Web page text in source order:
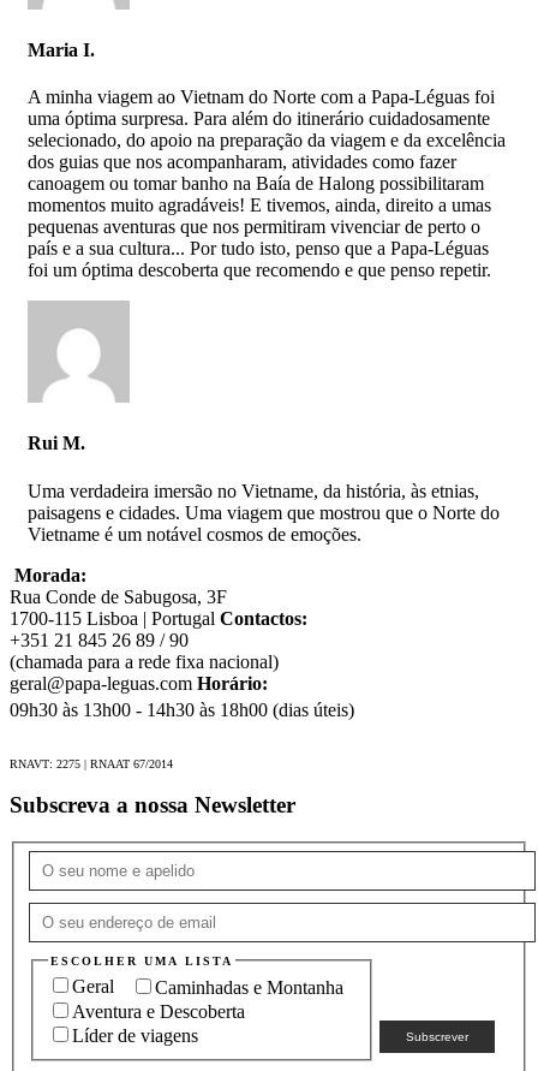
Porque esta viagem é imperdível?
Visita a vibrante cidade de Hanói (Vietname);
Conhece Quang Phu Cau, a pitoresca aldeia da produção
de incenso (Vietname);
Caminha no Vale de Sapa (Vietname);
Percorre o colorido mercado de Bac Ha (Vietname);
Conhece o templo dos três pagodes em Dali (China) e o
Mosteiro de Songzanlin (China);
Visita uma família Tibetana (China);
Descobre a Garganta do Salto do Tigre (China); e a
Montanha Nevada do Dragão de Jade (China);
Perde-te nos Terraços do Rio Baishui (China).
Acompanhamento de líder de viagem português da Papa-
Léguas;
condições particulares);
Todos os transportes de acordo com itinerário;
Bilhete comboio de alta velocidade Kunming-Dali
(segunda classe);
13 noites de hotel em quarto duplo, 1 noite em bungalow
em quarto duplo e 1 noite em embarcação em cabine
dupla;
Maria I.
A minha viagem ao Vietnam do Norte com a Papa-Léguas foi
uma óptima surpresa. Para além do itinerário cuidadosamente
selecionado, do apoio na preparação da viagem e da excelência
dos guias que nos acompanharam, atividades como fazer
canoagem ou tomar banho na Baía de Halong possibilitaram
momentos muito agradáveis! E tivemos, ainda, direito a umas
pequenas aventuras que nos permitiram vivenciar de perto o
país e a sua cultura... Por tudo isto, penso que a Papa-Léguas
foi um óptima descoberta que recomendo e que penso repetir.
Rui M.
Uma verdadeira imersão no Vietname, da história, às etnias,
paisagens e cidades. Uma viagem que mostrou que o Norte do
Vietname é um notável cosmos de emoções.
Morada:
Rua Conde de Sabugosa, 3F
1700-115 Lisboa | Portugal Contactos:
+351 21 845 26 89 / 90
(chamada para a rede fixa nacional)
geral@papa-leguas.com Horário:
09h30 às 13h00 - 14h30 às 18h00 (dias úteis)
RNAVT: 2275 | RNAAT 67/2014
Subscreva a nossa Newsletter
ESCOLHER UMA LISTA
Geral
Caminhadas e Montanha
Aventura e Descoberta
Líder de viagens